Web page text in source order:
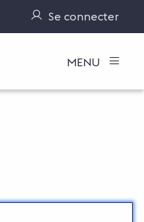
Gérer ses notifications
Se connecter
MENU